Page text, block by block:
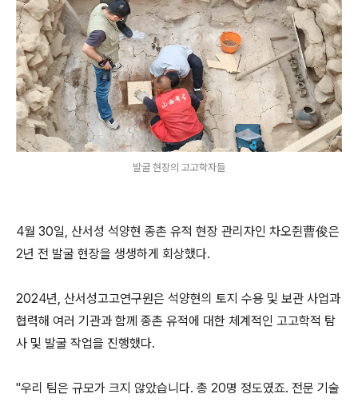
발굴 현장의 고고학자들
4월 30일, 산서성 석양현 종촌 유적 현장 관리자인 차오쥔曹俊은
2년 전 발굴 현장을 생생하게 회상했다.
2024년, 산서성고고연구원은 석양현의 토지 수용 및 보관 사업과
협력해 여러 기관과 함께 종촌 유적에 대한 체계적인 고고학적 탐
사 및 발굴 작업을 진행했다.
"우리 팀은 규모가 크지 않았습니다. 총 20명 정도였죠. 전문 기술